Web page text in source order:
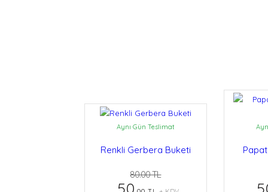
Aynı Gün Teslimat
Renkli Gerbera Buketi
80.00 TL
50